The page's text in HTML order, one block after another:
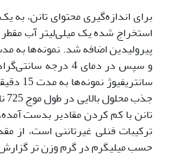
برای اندازه‌گیری محتوای تانن، به
و سپس در دمای 4
تانن با کم کردن مقادیر بدست
ترکیبات فنلی غیرتاننی است، از
حسب میلی­گرم در گرم وزن تر گزارش